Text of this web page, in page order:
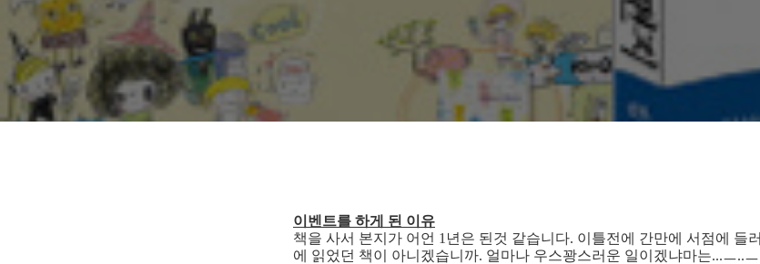
이벤트를 하게 된 이유
책을 사서 본지가 어언 1년은 된것 같습니다. 이틀전에 간만에 서점에 들
에 읽었던 책이 아니겠습니까. 얼마나 우스꽝스러운 일이겠냐마는...ㅡ..